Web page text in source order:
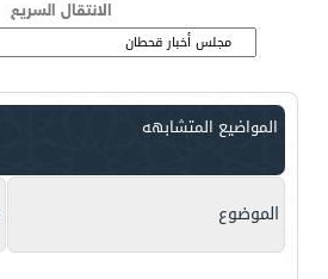
الانتقال السريع
المواضيع المتشابهه
الموضوع